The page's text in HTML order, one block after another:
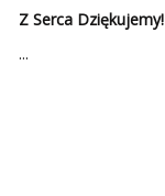
Z Serca Dziękujemy!
...